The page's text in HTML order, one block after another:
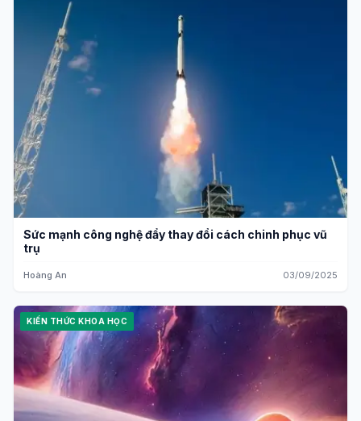
Sức mạnh công nghệ đẩy thay đổi cách chinh phục vũ
trụ
Hoàng An 03/09/2025
KIẾN THỨC KHOA HỌC